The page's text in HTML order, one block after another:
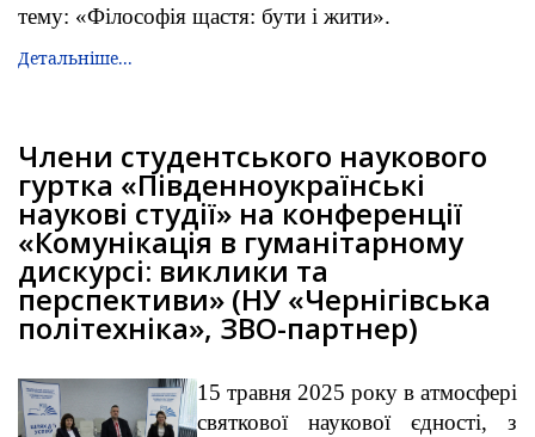
тему: «Філософія щастя: бути і жити».
Детальніше...
Члени студентського наукового
гуртка «Південноукраїнські
наукові студії» на конференції
«Комунікація в гуманітарному
дискурсі: виклики та
перспективи» (НУ «Чернігівська
політехніка», ЗВО-партнер)
15 травня 2025 року в атмосфері
святкової наукової єдності, з